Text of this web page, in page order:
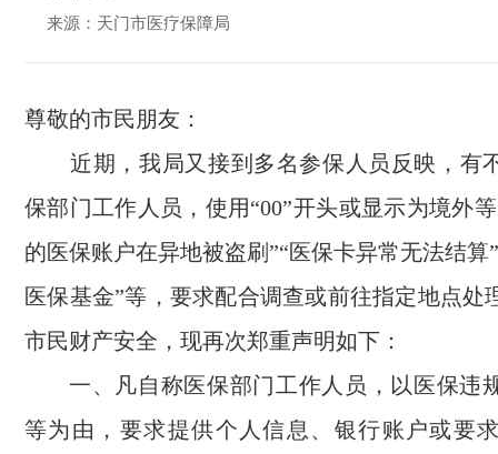
来源：天门市医疗保障局
尊敬的市民朋友：
近期，我局又接到多名参保人员反映，有
保部门工作人员，使用“00”开头或显示为境外
的医保账户在异地被盗刷”“医保卡异常无法结算
医保基金”等，要求配合调查或前往指定地点处
市民财产安全，现再次郑重声明如下：
一、凡自称医保部门工作人员，以医保违
等为由，要求提供个人信息、银行账户或要